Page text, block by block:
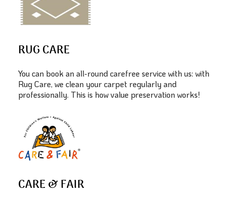
RUG CARE
You can book an all-round carefree service with us: with
Rug Care, we clean your carpet regularly and
professionally. This is how value preservation works!
CARE & FAIR